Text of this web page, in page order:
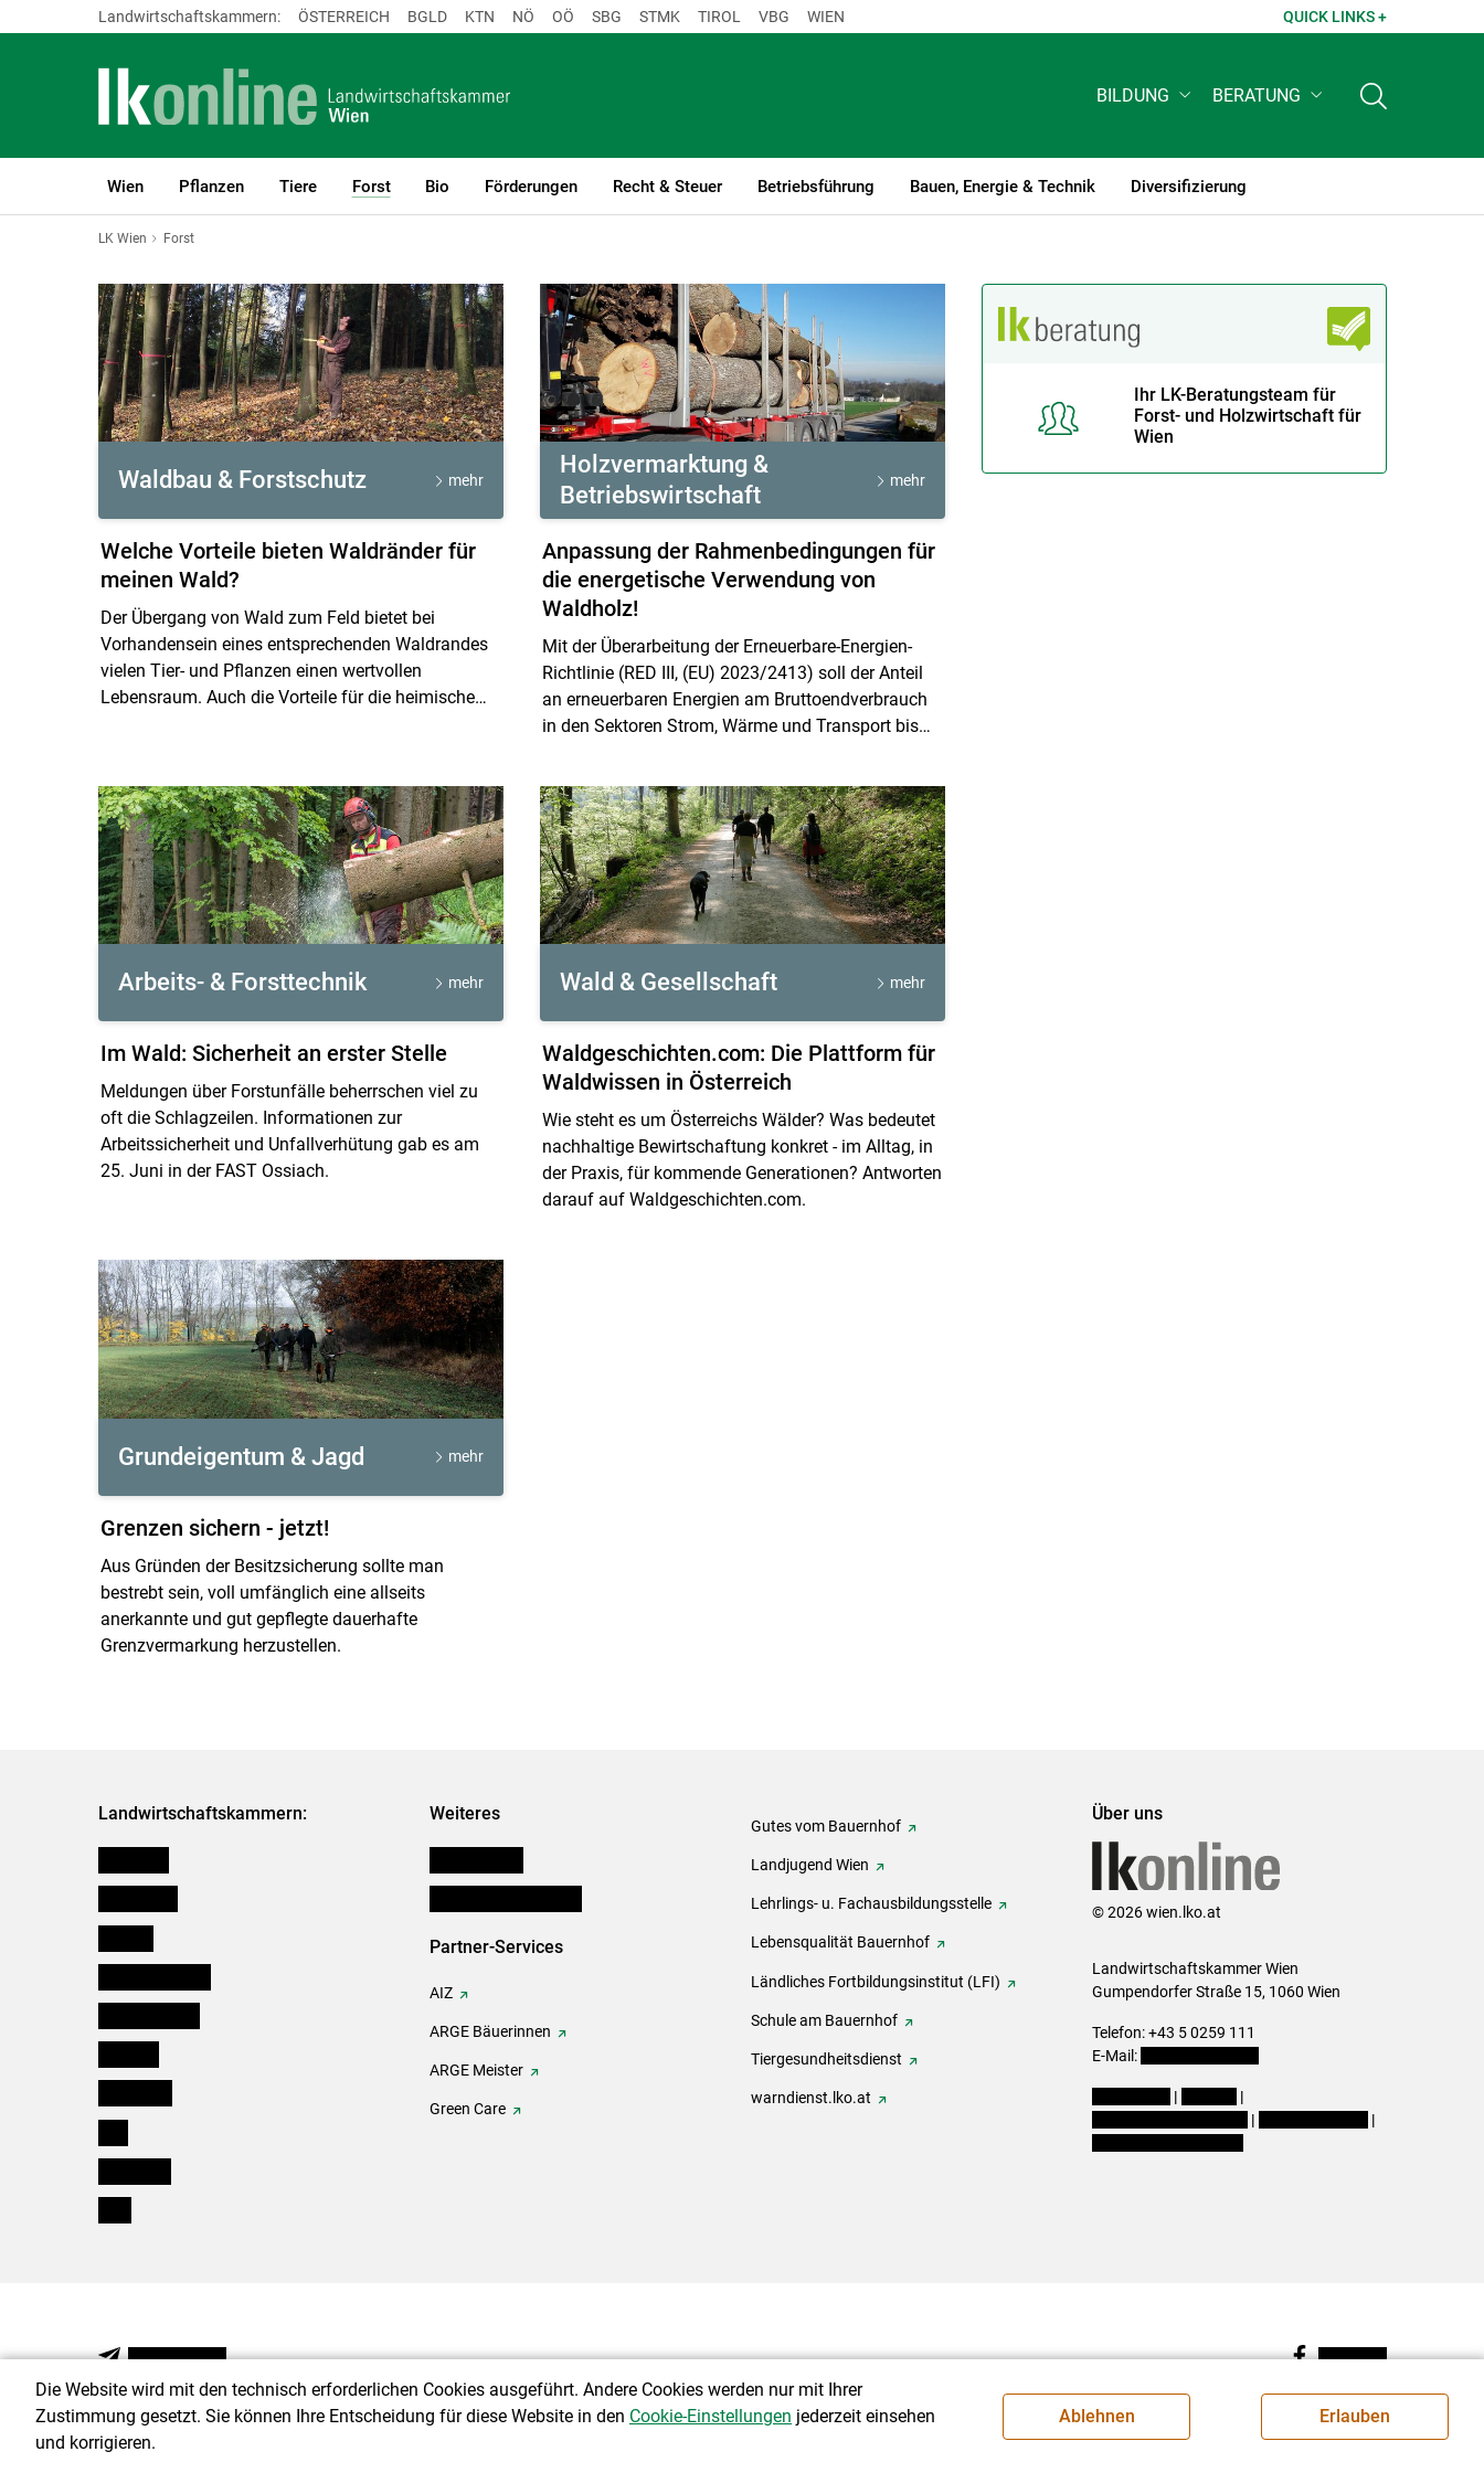
Skip to main content
Landwirtschaftskammern: ÖSTERREICH BGLD KTN NÖ OÖ SBG STMK TIROL VBG WIEN QUICK LINKS +
BILDUNG BERATUNG
Wien Pflanzen Tiere Forst
(current)1
Bio Förderungen Recht & Steuer Betriebsführung Bauen, Energie & Technik Diversifizierung
LK Wien Forst
Forst
Waldbau & Forstschutz mehr
Welche Vorteile bieten Waldränder für
meinen Wald?
Der Übergang von Wald zum Feld bietet bei
Vorhandensein eines entsprechenden Waldrandes
vielen Tier- und Pflanzen einen wertvollen
Lebensraum. Auch die Vorteile für die heimische
von Waldrändern".
Holzvermarktung &
Betriebswirtschaft
mehr
Anpassung der Rahmenbedingungen für
die energetische Verwendung von
Waldholz!
Mit der Überarbeitung der Erneuerbare-Energien-
Richtlinie (RED III, (EU) 2023/2413) soll der Anteil
an erneuerbaren Energien am Bruttoendverbrauch
in den Sektoren Strom, Wärme und Transport bis
Arbeits- & Forsttechnik mehr
Im Wald: Sicherheit an erster Stelle
Meldungen über Forstunfälle beherrschen viel zu
oft die Schlagzeilen. Informationen zur
Arbeitssicherheit und Unfallverhütung gab es am
25. Juni in der FAST Ossiach.
Wald & Gesellschaft mehr
Waldgeschichten.com: Die Plattform für
Waldwissen in Österreich
Wie steht es um Österreichs Wälder? Was bedeutet
nachhaltige Bewirtschaftung konkret - im Alltag, in
der Praxis, für kommende Generationen? Antworten
darauf auf Waldgeschichten.com.
Grundeigentum & Jagd mehr
Grenzen sichern - jetzt!
Aus Gründen der Besitzsicherung sollte man
bestrebt sein, voll umfänglich eine allseits
anerkannte und gut gepflegte dauerhafte
Grenzvermarkung herzustellen.
Ihr LK-Beratungsteam für
Forst- und Holzwirtschaft für
Wien
Landwirtschaftskammern: Weiteres
Partner-Services
AIZ
ARGE Bäuerinnen
ARGE Meister
Green Care
Gutes vom Bauernhof
Landjugend Wien
Lehrlings- u. Fachausbildungsstelle
Lebensqualität Bauernhof
Ländliches Fortbildungsinstitut (LFI)
Schule am Bauernhof
Tiergesundheitsdienst
warndienst.lko.at
Über uns
© 2026 wien.lko.at
Landwirtschaftskammer Wien
Gumpendorfer Straße 15, 1060 Wien
Telefon: +43 5 0259 111
E-Mail:
|
|
|
|
NEWSLETTER Facebook
Die Website wird mit den technisch erforderlichen Cookies ausgeführt. Andere Cookies werden nur mit Ihrer
Zustimmung gesetzt. Sie können Ihre Entscheidung für diese Website in den Cookie-Einstellungen jederzeit einsehen
und korrigieren.
Ablehnen Erlauben